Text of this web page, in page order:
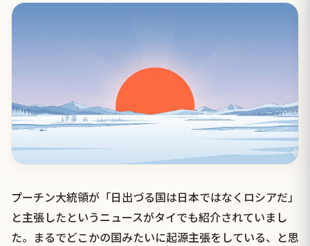
プーチン大統領が「日出づる国は日本ではなくロシアだ」
と主張したというニュースがタイでも紹介されていまし
た。まるでどこかの国みたいに起源主張をしている、と思